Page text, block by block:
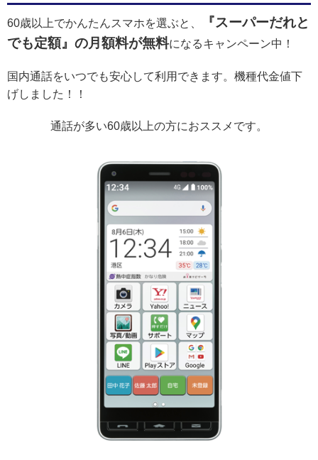
60歳以上でかんたんスマホを選ぶと、
『スーパーだれと
でも定額』の月額料が無料になるキャンペーン中！
国内通話をいつでも安心して利用できます。機種代金値下
げしました！！
通話が多い60歳以上の方におススメです。